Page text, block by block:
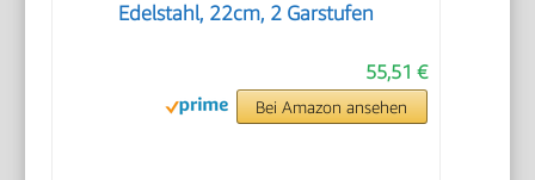
Edelstahl, 22cm, 2 Garstufen
55,51 €
Bei Amazon ansehen